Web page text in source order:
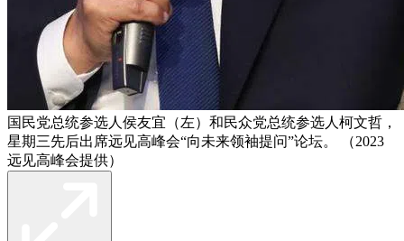
国民党总统参选人侯友宜（左）和民众党总统参选人柯文哲，
星期三先后出席远见高峰会“向未来领袖提问”论坛。 （2023
远见高峰会提供）